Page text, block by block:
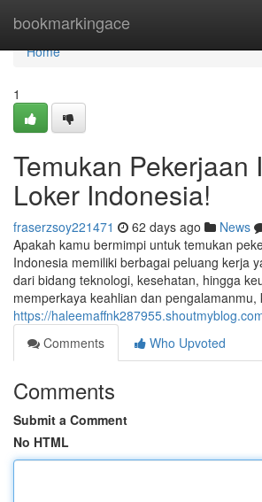
bookmarkingace
Home
Home
1
Temukan Pekerjaan
Loker Indonesia!
fraserzsoy221471 62 days ago News
Apakah kamu bermimpi untuk temukan
Indonesia memiliki berbagai peluang kerja
dari bidang teknologi, kesehatan, hingga
memperkaya keahlian dan pengalamanmu,
https://
Comments
Who Upvoted
Comments
Submit a Comment
No HTML